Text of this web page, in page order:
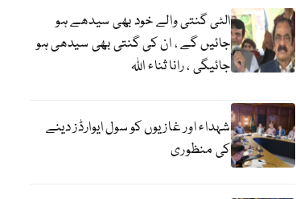
الٹی گنتی والے خود بھی سیدھے ہو
جائیں گے ، ان کی گنتی بھی سیدھی ہو
جائیگی ، رانا ثناء اللہ
شہداء اور غازیوں کو سول ایوارڈز دینے
کی منظوری